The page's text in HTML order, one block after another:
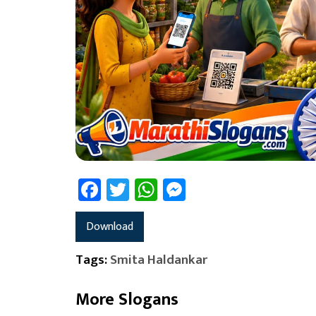
Facebook
TwitterWhatsApp
Download
Tags:Smita Haldankar
More Slogans